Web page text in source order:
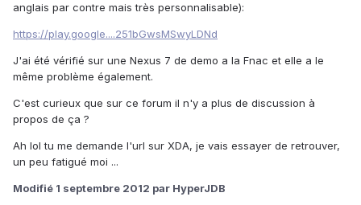
anglais par contre mais très personnalisable):
https://play.google....251bGwsMSwyLDNd
J'ai été vérifié sur une Nexus 7 de demo a la Fnac et elle a le
même problème également.
C'est curieux que sur ce forum il n'y a plus de discussion à
propos de ça ?
Ah lol tu me demande l'url sur XDA, je vais essayer de retrouver,
un peu fatigué moi ...
Modifié 1 septembre 2012 par HyperJDB